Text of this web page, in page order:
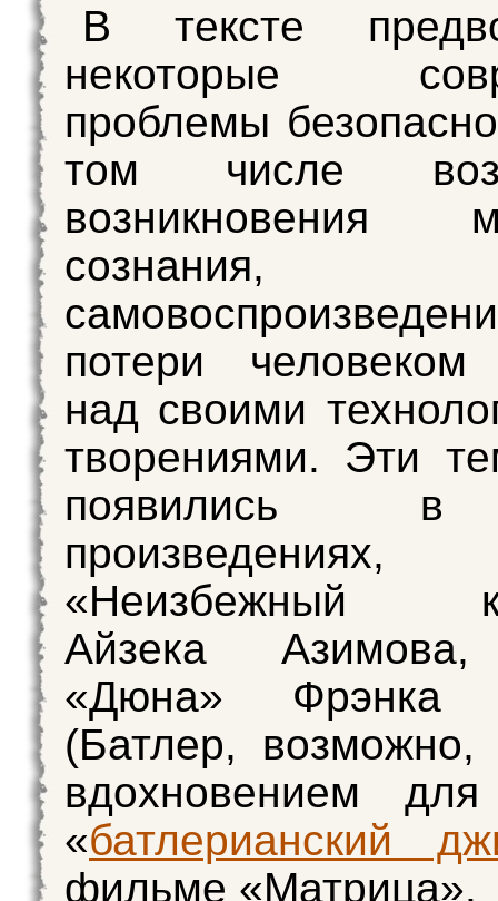
В тексте
некоторые
проблемы
том числе
возникновения
сознания,
потери человеком
над своими
творениями. Эти
появились в
«Неизбежный
Айзека
«Дюна» Фрэнка
(Батлер, возможно,
вдохновением
«батлерианский
фильме «Матрица».